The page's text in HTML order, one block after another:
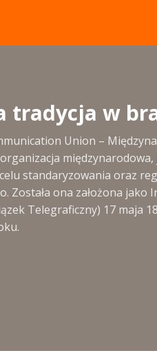
tradycja w
Union –
standaryzowania oraz
Została ona założona
Telegraficzny) 17 maja